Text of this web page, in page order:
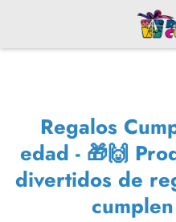
Regalos
edad - 🎁🙌
divertidos de